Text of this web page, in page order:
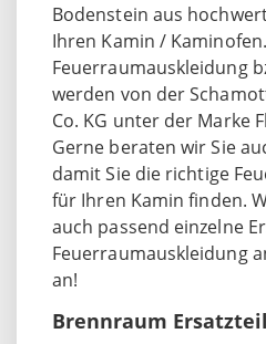
Bodenstein aus
Ihren Kamin /
Feuerraumauskleidung
werden von der
Co. KG unter der Marke
Gerne beraten wir Sie
damit Sie die richtige
für Ihren Kamin finden.
auch passend einzelne
Feuerraumauskleidung
an!
Brennraum